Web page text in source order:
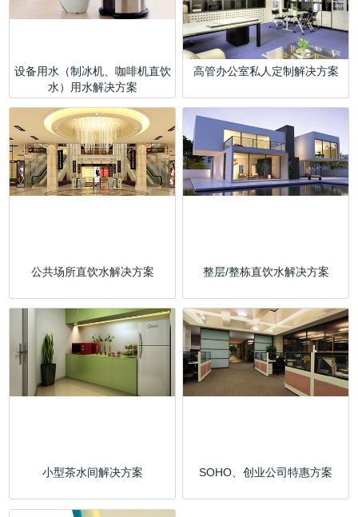
设备用水（制冰机、咖啡机直饮
水）用水解决方案
高管办公室私人定制解决方案
公共场所直饮水解决方案 整层/整栋直饮水解决方案
小型茶水间解决方案 SOHO、创业公司特惠方案